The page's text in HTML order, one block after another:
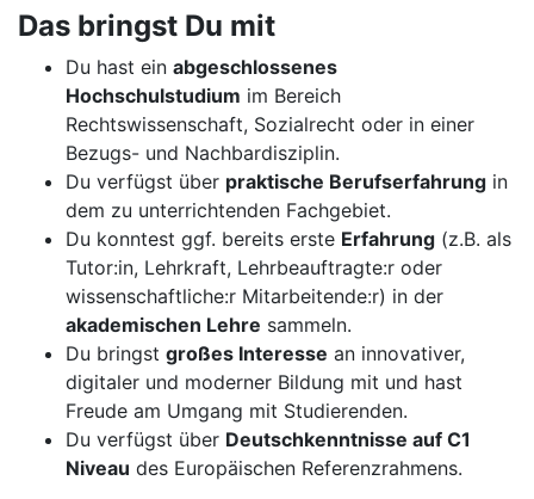
Das bringst Du mit
Du hast ein abgeschlossenes
Hochschulstudium im Bereich
Rechtswissenschaft, Sozialrecht oder in einer
Bezugs- und Nachbardisziplin.
Du verfügst über praktische Berufserfahrung in
dem zu unterrichtenden Fachgebiet.
Du konntest ggf. bereits erste Erfahrung (z.B. als
Tutor:in, Lehrkraft, Lehrbeauftragte:r oder
wissenschaftliche:r Mitarbeitende:r) in der
akademischen Lehre sammeln.
Du bringst großes Interesse an innovativer,
digitaler und moderner Bildung mit und hast
Freude am Umgang mit Studierenden.
Du verfügst über Deutschkenntnisse auf C1
Niveau des Europäischen Referenzrahmens.